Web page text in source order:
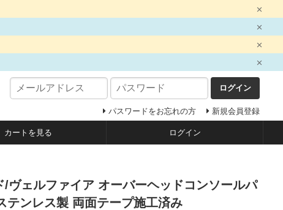
ログイン
パスワードをお忘れの方 新規会員登録
カートを見る ログイン
/ヴェルファイア オーバーヘッドコンソールパ
テンレス製 両面テープ施工済み